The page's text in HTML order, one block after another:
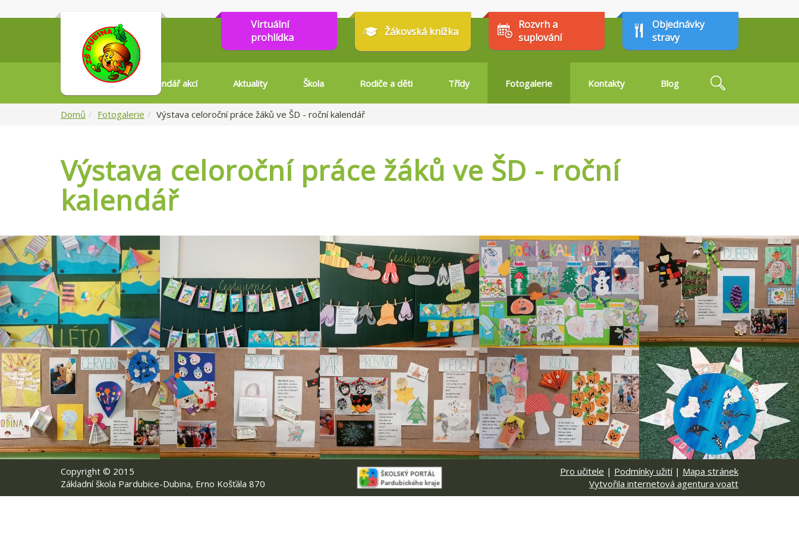
Virtuální
prohlídka
Žákovská knížka
Rozvrh a
suplování
Objednávky
stravy
Vyhledávání
Kalendář akcí
Aktuality Škola Rodiče a děti Třídy Fotogalerie Kontakty Blog
Domů Fotogalerie Výstava celoroční práce žáků ve ŠD - roční kalendář
Výstava celoroční práce žáků ve ŠD - roční
kalendář
Copyright © 2015
Základní škola Pardubice-Dubina, Erno Košťála 870
Pro učitele | Podmínky užití| Mapa stránek
Vytvořila internetová agentura voatt